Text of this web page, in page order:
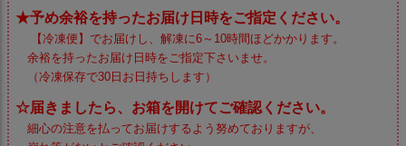
★予め余裕を持ったお届け日時をご指定ください。
【冷凍便】でお届けし、解凍に6～10時間ほどかかります。
余裕を持ったお届け日時をご指定下さいませ。
（冷凍保存で30日お日持ちします）
☆届きましたら、お箱を開けてご確認ください。
細心の注意を払ってお届けするよう努めておりますが、